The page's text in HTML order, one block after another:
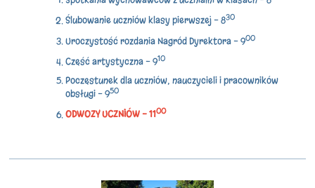
Ślubowanie uczniów klasy pierwszej - 830
Uroczystość rozdania Nagród Dyrektora - 900
Część artystyczna - 910
Poczęstunek dla uczniów, nauczycieli i pracowników
obsługi - 950
ODWOZY UCZNIÓW - 1100